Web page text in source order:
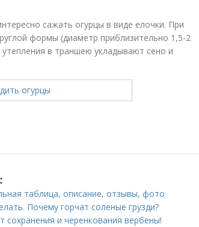
сажать огурцы в виде елочки. При
формы (диаметр приблизительно 1,5-2
в траншею укладывают сено и
таблица, описание, отзывы, фото
Почему горчат соленые грузди?
и черенкования вербены!